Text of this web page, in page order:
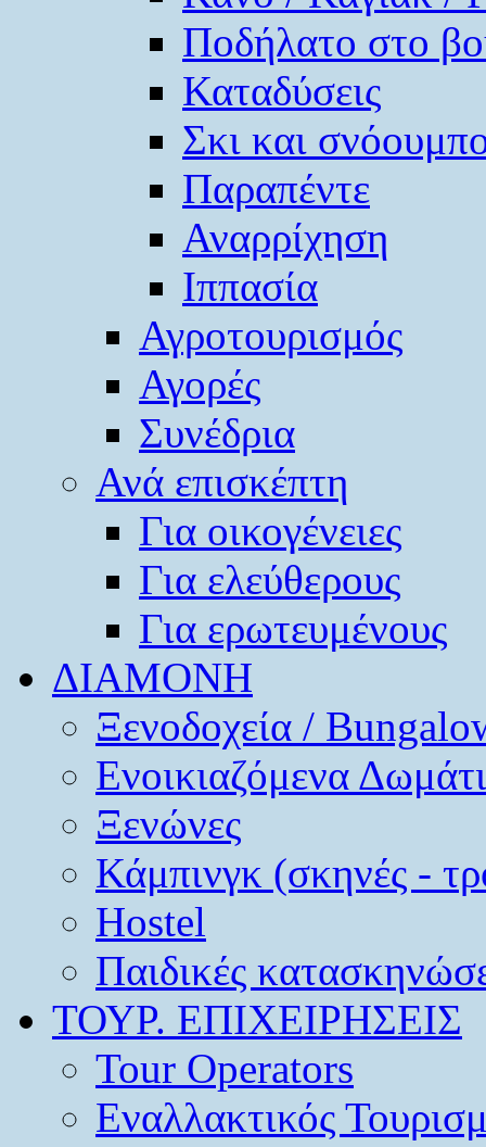
Ποδήλατο στο
Καταδύσεις
Σκι και
Παραπέντε
Αναρρίχηση
Ιππασία
Αγροτουρισμός
Αγορές
Συνέδρια
Ανά επισκέπτη
Για οικογένειες
Για ελεύθερους
Για ερωτευμένους
ΔΙΑΜΟΝΗ
Ξενοδοχεία /
Ενοικιαζόμενα
Ξενώνες
Κάμπινγκ (σκηνές -
Hostel
Παιδικές
ΤΟΥΡ. ΕΠΙΧΕΙΡΗΣΕΙΣ
Tour Operators
Εναλλακτικός